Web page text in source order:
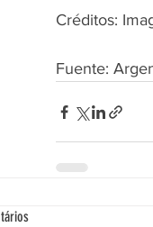
Créditos:
Fuente: